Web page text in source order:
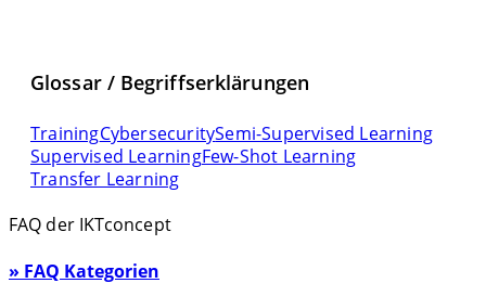
Glossar / Begriffserklärungen
TrainingCybersecuritySemi-Supervised Learning
Supervised LearningFew-Shot Learning
Transfer Learning
FAQ der IKTconcept
» FAQ Kategorien